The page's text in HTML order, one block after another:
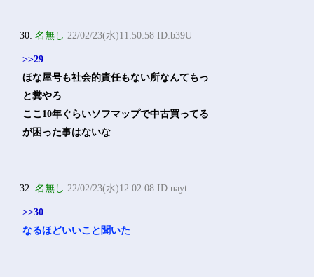
30:名無し 22/02/23(水)11:50:58 ID:b39U
>>29
ほな屋号も社会的責任もない所なんてもっ
と糞やろ
ここ10年ぐらいソフマップで中古買ってる
が困った事はないな
32:名無し 22/02/23(水)12:02:08 ID:uayt
>>30
なるほどいいこと聞いた